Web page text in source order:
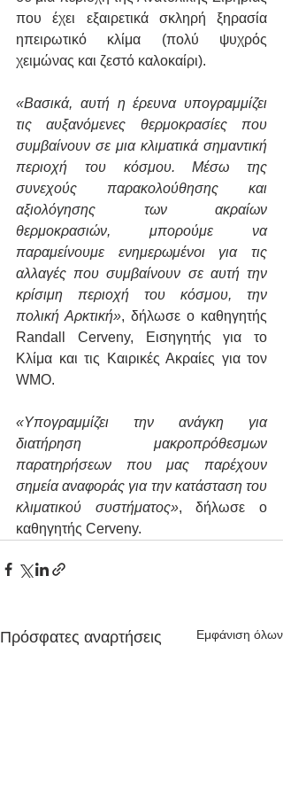
που έχει εξαιρετικά σκληρή ξηρασία
ηπειρωτικό κλίμα (πολύ ψυχρός
χειμώνας και ζεστό καλοκαίρι).
«Βασικά, αυτή η έρευνα υπογραμμίζει
τις αυξανόμενες θερμοκρασίες που
συμβαίνουν σε μια κλιματικά σημαντική
περιοχή του κόσμου. Μέσω της
συνεχούς παρακολούθησης και
αξιολόγησης των ακραίων
θερμοκρασιών, μπορούμε να
παραμείνουμε ενημερωμένοι για τις
αλλαγές που συμβαίνουν σε αυτή την
κρίσιμη περιοχή του κόσμου, την
πολική Αρκτική», δήλωσε ο καθηγητής
Randall Cerveny, Εισηγητής για το
Κλίμα και τις Καιρικές Ακραίες για τον
WMO.
«Υπογραμμίζει την ανάγκη για
διατήρηση μακροπρόθεσμων
παρατηρήσεων που μας παρέχουν
σημεία αναφοράς για την κατάσταση του
κλιματικού συστήματος», δήλωσε ο
καθηγητής Cerveny.
Πρόσφατες αναρτήσεις Εμφάνιση όλων